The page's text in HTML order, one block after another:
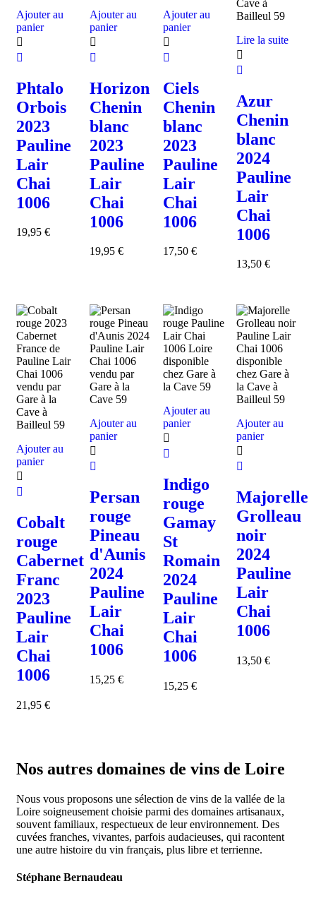
Ajouter au
panier
Phtalo
Orbois
2023
Pauline
Lair
Chai
1006
19,95 €
Ajouter au
panier
Horizon
Chenin
blanc
2023
Pauline
Lair
Chai
1006
19,95 €
Ajouter au
panier
Ciels
Chenin
blanc
2023
Pauline
Lair
Chai
1006
17,50 €
Lire la suite
Azur
Chenin
blanc
2024
Pauline
Lair
Chai
1006
13,50 €
Ajouter au
panier
Cobalt
rouge
Cabernet
Franc
2023
Pauline
Lair
Chai
1006
21,95 €
Ajouter au
panier
Persan
rouge
Pineau
d'Aunis
2024
Pauline
Lair
Chai
1006
15,25 €
Ajouter au
panier
Indigo
rouge
Gamay
St
Romain
2024
Pauline
Lair
Chai
1006
15,25 €
Ajouter au
panier
Majorelle
Grolleau
noir
2024
Pauline
Lair
Chai
1006
13,50 €
Nos autres domaines de vins de Loire
Nous vous proposons une sélection de vins de la vallée de la
Loire soigneusement choisie parmi des domaines artisanaux,
souvent familiaux, respectueux de leur environnement. Des
cuvées franches, vivantes, parfois audacieuses, qui racontent
une autre histoire du vin français, plus libre et terrienne.
Stéphane Bernaudeau